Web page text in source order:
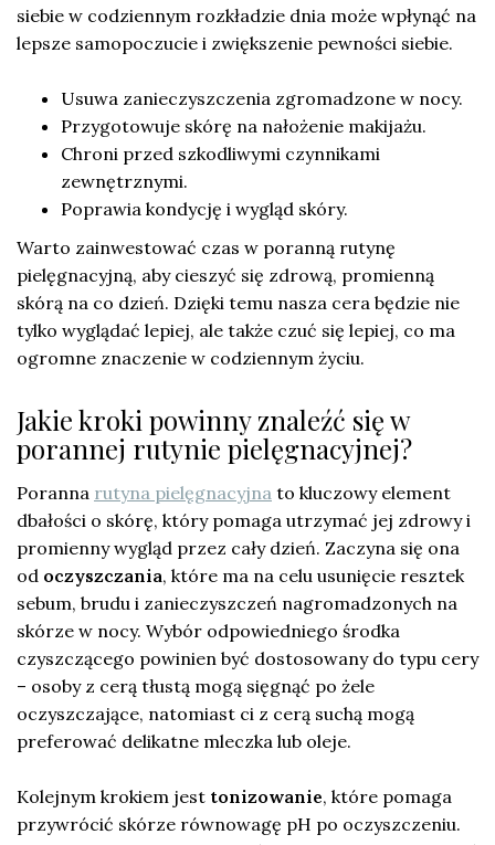
siebie w codziennym rozkładzie dnia może wpłynąć na
lepsze samopoczucie i zwiększenie pewności siebie.
Usuwa zanieczyszczenia zgromadzone w nocy.
Przygotowuje skórę na nałożenie makijażu.
Chroni przed szkodliwymi czynnikami
zewnętrznymi.
Poprawia kondycję i wygląd skóry.
Warto zainwestować czas w poranną rutynę
pielęgnacyjną, aby cieszyć się zdrową, promienną
skórą na co dzień. Dzięki temu nasza cera będzie nie
tylko wyglądać lepiej, ale także czuć się lepiej, co ma
ogromne znaczenie w codziennym życiu.
Jakie kroki powinny znaleźć się w
porannej rutynie pielęgnacyjnej?
Poranna rutyna pielęgnacyjna to kluczowy element
dbałości o skórę, który pomaga utrzymać jej zdrowy i
promienny wygląd przez cały dzień. Zaczyna się ona
od oczyszczania, które ma na celu usunięcie resztek
sebum, brudu i zanieczyszczeń nagromadzonych na
skórze w nocy. Wybór odpowiedniego środka
czyszczącego powinien być dostosowany do typu cery
– osoby z cerą tłustą mogą sięgnąć po żele
oczyszczające, natomiast ci z cerą suchą mogą
preferować delikatne mleczka lub oleje.
Kolejnym krokiem jest tonizowanie, które pomaga
przywrócić skórze równowagę pH po oczyszczeniu.